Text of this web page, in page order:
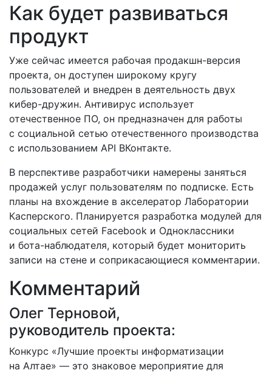
Как будет развиваться
продукт
Уже сейчас имеется рабочая продакшн-версия
проекта, он доступен широкому кругу
пользователей и внедрен в деятельность двух
кибер-дружин. Антивирус использует
отечественное ПО, он предназначен для работы
с социальной сетью отечественного производства
с использованием API ВКонтакте.
В перспективе разработчики намерены заняться
продажей услуг пользователям по подписке. Есть
планы на вхождение в акселератор Лаборатории
Касперского. Планируется разработка модулей для
социальных сетей Facebook и Одноклассники
и бота-наблюдателя, который будет мониторить
записи на стене и соприкасающиеся комментарии.
Комментарий
Олег Терновой,
руководитель проекта:
Конкурс «Лучшие проекты информатизации
на Алтае» — это знаковое мероприятие для